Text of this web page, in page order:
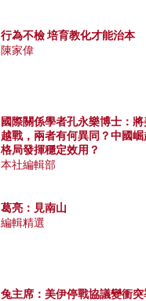
行為不檢 培育教化才能治本
陳家偉
國際關係學者孔永樂博士：
越戰，兩者有何異同？中國
格局發揮穩定效用？
本社編輯部
葛亮：見南山
編輯精選
兔主席：美伊停戰協議變衝